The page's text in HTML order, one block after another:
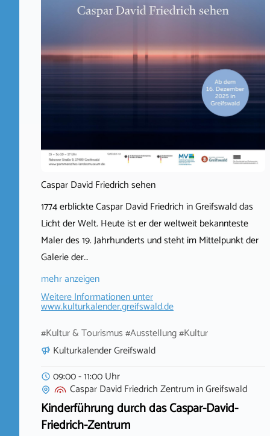
Caspar David Friedrich sehen
1774 erblickte Caspar David Friedrich in Greifswald das
Licht der Welt. Heute ist er der weltweit bekannteste
Maler des 19. Jahrhunderts und steht im Mittelpunkt der
Galerie der…
mehr anzeigen
Weitere Informationen unter
www.kulturkalender.greifswald.de
#Kultur & Tourismus #Ausstellung #Kultur
Kulturkalender Greifswald
09:00 - 11:00 Uhr
Caspar David Friedrich ZentruminGreifswald
Kinderführung durch das Caspar-David-
Friedrich-Zentrum